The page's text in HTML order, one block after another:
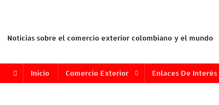
Noticias sobre el comercio exterior colombiano y el mundo
Inicio Comercio Exterior Enlaces De Interés